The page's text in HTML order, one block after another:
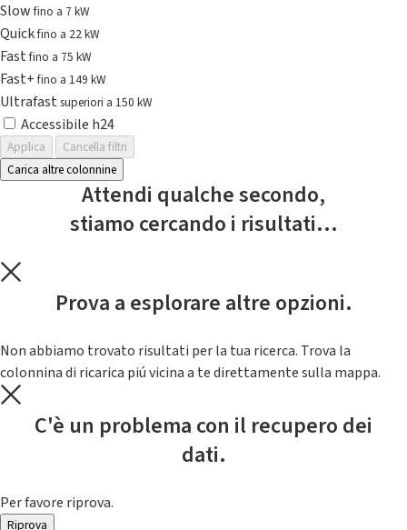
Slowfino a 7 kW
Quickfino a 22 kW
Fastfino a 75 kW
Fast+fino a 149 kW
Ultrafast superiori a 150 kW
Accessibile h24
Applica
Cancella filtri
Carica altre colonnine
Attendi qualche secondo,
stiamo cercando i risultati...
Prova a esplorare altre opzioni.
Non abbiamo trovato risultati per la tua ricerca. Trova la
colonnina di ricarica piú vicina a te direttamente sulla mappa.
C'è un problema con il recupero dei
dati.
Per favore riprova.
Riprova